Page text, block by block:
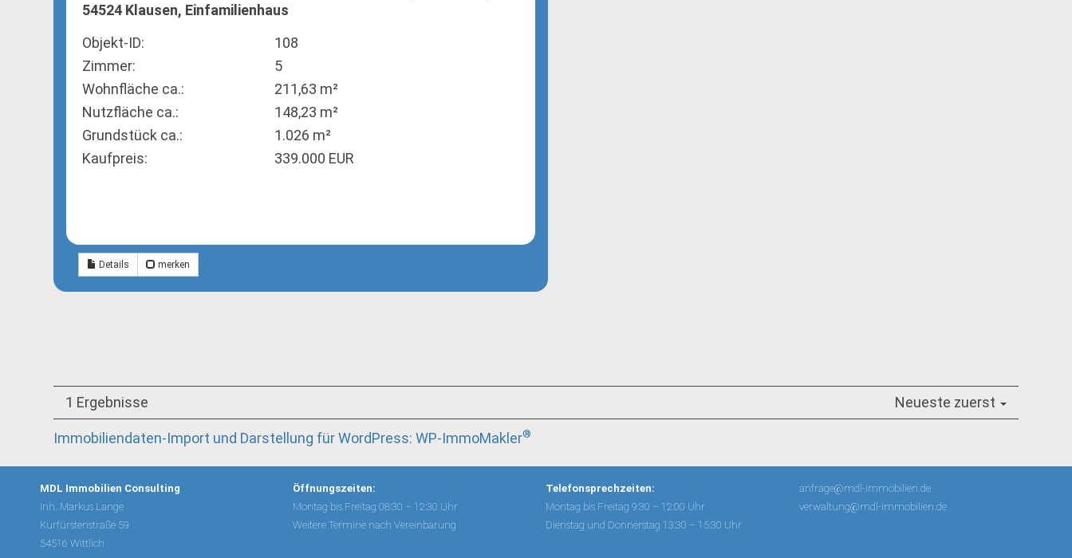
54524 Klausen, Einfamilienhaus
Objekt-ID:
108
Zimmer:
5
Wohnfläche ca.:
211,63 m²
Nutzfläche ca.:
148,23 m²
Grund­stück ca.:
1.026 m²
Kaufpreis:
339.000 EUR
Details merken
1 Ergebnisse Neueste zuerst
Immobiliendaten-Import und Darstellung für WordPress: WP-ImmoMakler®
MDL Immobilien Consulting
Inh. Markus Lange
Kurfürstenstraße 59
54516 Wittlich
Öffnungszeiten:
Montag bis Freitag 08:30 – 12:30 Uhr
Weitere Termine nach Vereinbarung
Telefonsprechzeiten:
Montag bis Freitag 9:30 – 12:00 Uhr
Dienstag und Donnerstag 13:30 – 15:30 Uhr
anfrage@mdl-immobilien.de
verwaltung@mdl-immobilien.de